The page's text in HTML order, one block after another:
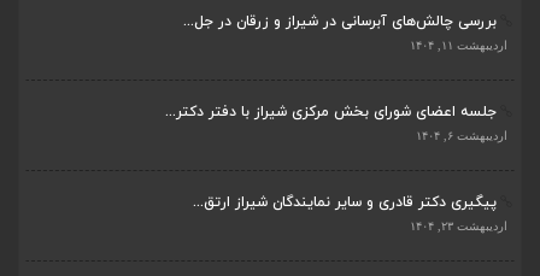
جلسه اعضای شورای بخش مرکزی شیراز با دفتر دکتر...
پیگیری دکتر قادری و سایر نمایندگان شیراز ارتق...
ضرورت تکمیل قطعات ۷ و ۸ آزادراه شیراز به اصفه...
اردیبهشت ۱۱, ۱۴۰۴